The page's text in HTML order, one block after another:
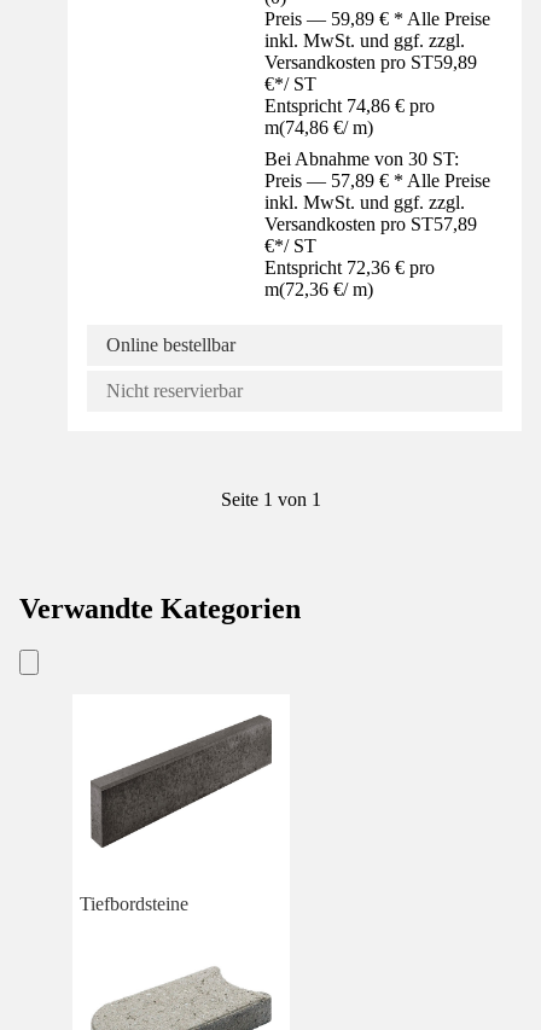
Preis — 59,89 € * Alle Preise
inkl. MwSt. und ggf. zzgl.
Versandkosten pro ST59,89
€*/ ST
Entspricht 74,86 € pro
m(74,86 €/ m)
Bei Abnahme von 30 ST:
Preis — 57,89 € * Alle Preise
inkl. MwSt. und ggf. zzgl.
Versandkosten pro ST57,89
€*/ ST
Entspricht 72,36 € pro
m(72,36 €/ m)
Online bestellbar
Nicht reservierbar
Seite 1 von 1
Verwandte Kategorien
Tiefbordsteine